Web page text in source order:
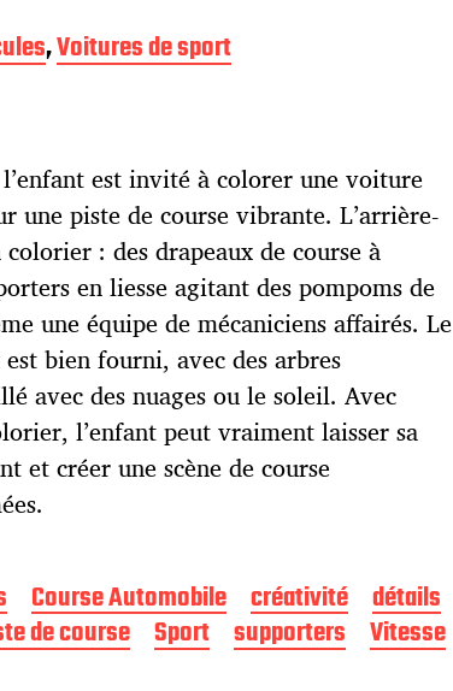
,Voitures de sport
est invité à colorer une voiture
une piste de course vibrante. L’arrière-
: des drapeaux de course à
en liesse agitant des pompoms de
une équipe de mécaniciens affairés. Le
bien fourni, avec des arbres
avec des nuages ou le soleil. Avec
l’enfant peut vraiment laisser sa
et créer une scène de course
Course Automobile créativité détails
de course Sport supporters
Vitesse